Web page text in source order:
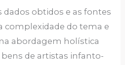
dados obtidos e as fontes
complexidade do tema e
abordagem holística
de artistas infanto-